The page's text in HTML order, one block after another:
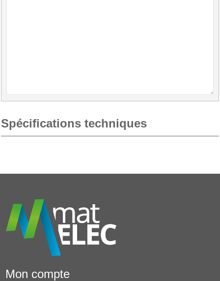
Spécifications techniques
Mon compte